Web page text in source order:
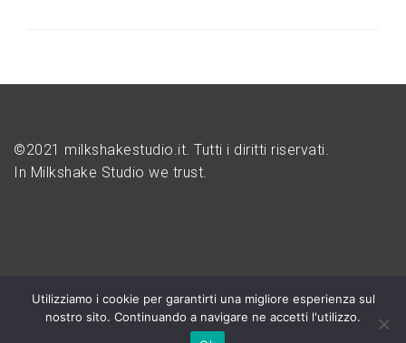
©2021 milkshakestudio.it. Tutti i diritti riservati.
In Milkshake Studio we trust.
Utilizziamo i cookie per garantirti una migliore esperienza sul
nostro sito. Continuando a navigare ne accetti l'utilizzo.